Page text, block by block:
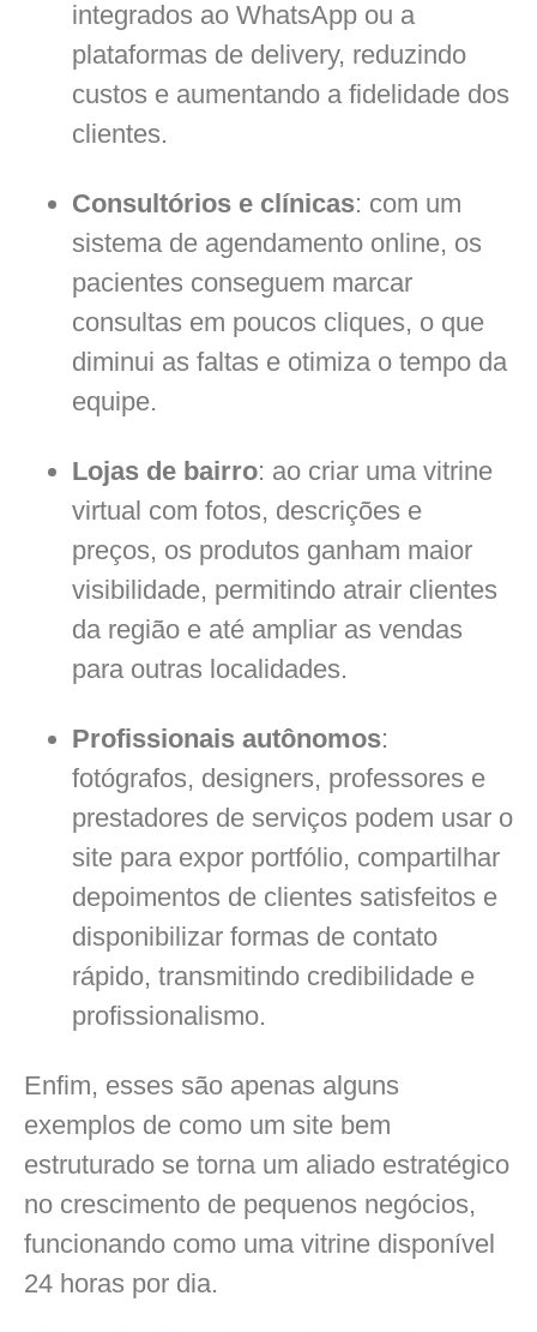
integrados ao WhatsApp ou a
plataformas de delivery, reduzindo
custos e aumentando a fidelidade dos
clientes.
Consultórios e clínicas: com um
sistema de agendamento online, os
pacientes conseguem marcar
consultas em poucos cliques, o que
diminui as faltas e otimiza o tempo da
equipe.
Lojas de bairro: ao criar uma vitrine
virtual com fotos, descrições e
preços, os produtos ganham maior
visibilidade, permitindo atrair clientes
da região e até ampliar as vendas
para outras localidades.
Profissionais autônomos:
fotógrafos, designers, professores e
prestadores de serviços podem usar o
site para expor portfólio, compartilhar
depoimentos de clientes satisfeitos e
disponibilizar formas de contato
rápido, transmitindo credibilidade e
profissionalismo.
Enfim, esses são apenas alguns
exemplos de como um site bem
estruturado se torna um aliado estratégico
no crescimento de pequenos negócios,
funcionando como uma vitrine disponível
24 horas por dia.